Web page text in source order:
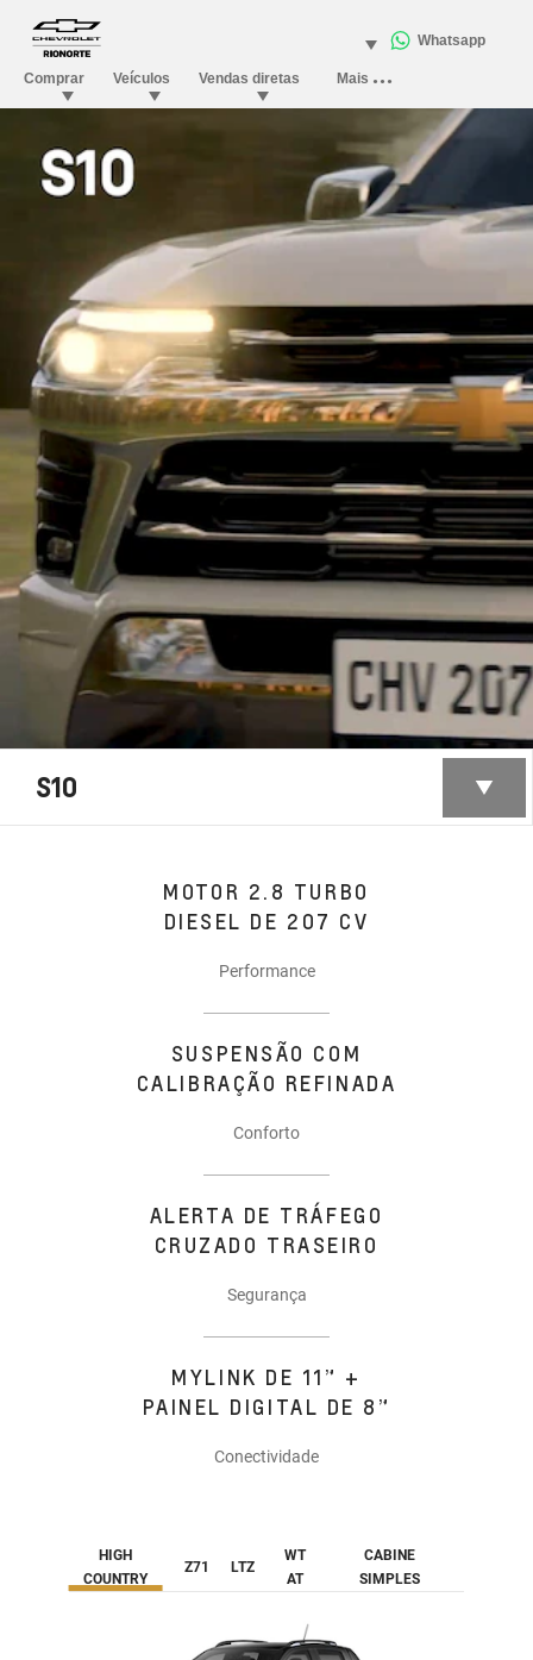
S10
MOTOR 2.8 TURBO
DIESEL DE 207 CV
Performance
SUSPENSÃO COM
CALIBRAÇÃO REFINADA
Conforto
ALERTA DE TRÁFEGO
CRUZADO TRASEIRO
Segurança
MYLINK DE 11” +
PAINEL DIGITAL DE 8”
Conectividade
HIGH
COUNTRY
Z71 LTZ
WT
AT
CABINE
SIMPLES